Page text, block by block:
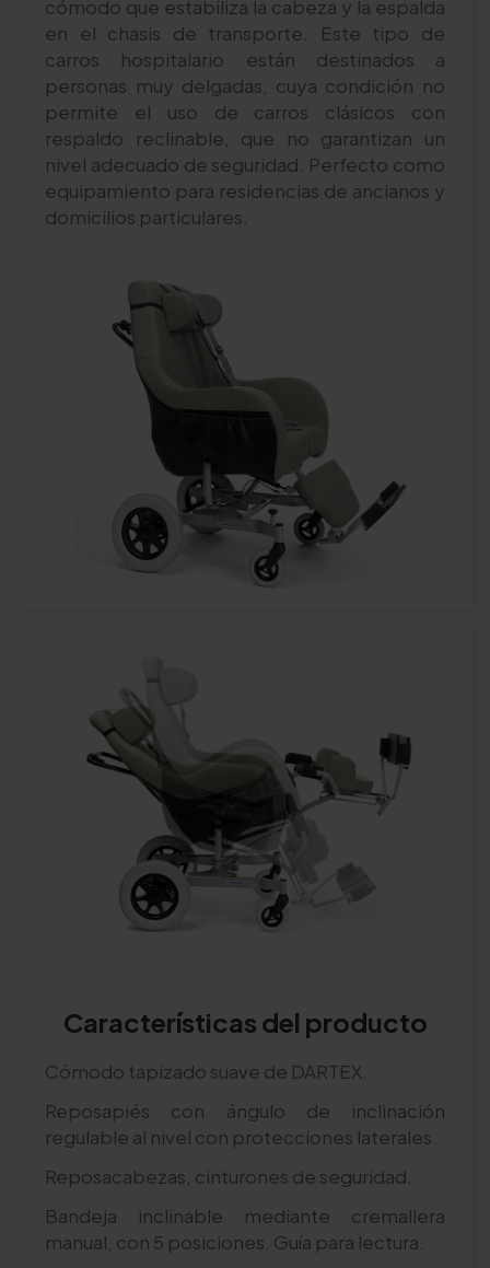
cómodo que estabiliza la cabeza y la espalda
en el chasis de transporte. Este tipo de
carros hospitalario están destinados a
personas muy delgadas, cuya condición no
permite el uso de carros clásicos con
respaldo reclinable, que no garantizan un
nivel adecuado de seguridad. Perfecto como
equipamiento para residencias de ancianos y
domicilios particulares.
Características del producto
Cómodo tapizado suave de DARTEX.
Reposapiés con ángulo de inclinación
regulable al nivel con protecciones laterales.
Reposacabezas, cinturones de seguridad.
Bandeja inclinable mediante cremallera
manual, con 5 posiciones. Guía para lectura.